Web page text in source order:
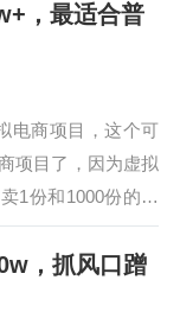
4工作实操-实
…
，最适合普
电商项目，这个可
项目了，因为虚拟
1份和1000份的成
槛都非常低，而且
的是付费流量，上
就完事。单店每天
，抓风口蹭